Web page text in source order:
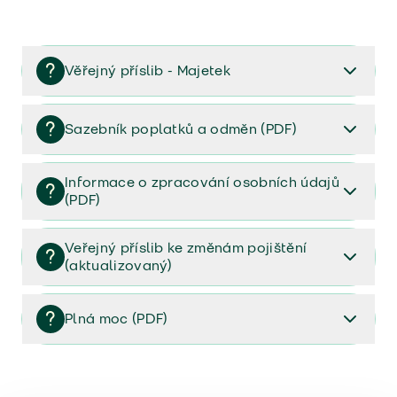
Věřejný příslib - Majetek
Věřejný příslib majetek 2023
Sazebník poplatků a odměn (PDF)
Sazebník poplatků a odměn (PDF)
Informace o zpracování osobních údajů
(PDF)
Informace o zpracování osobních údajů (PDF)
Veřejný příslib ke změnám pojištění
(aktualizovaný)
Veřejný příslib ke změnám pojištění (aktualizovaný)
Plná moc (PDF)